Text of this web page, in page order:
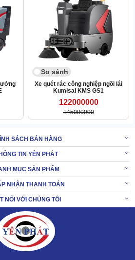
của xe quét rác công nghiệpcũng vô
vận hành, máy vệ sinh được 8700m2
tiện ích
nằm gần vô lăng mà tách biệt hoàn
trái của người lái.
tầm, dễ dàng thay đổi góc độ, thiết kế
việc kiểm soát công năng máy.
So sánh
Xe quét rác công nghiệp ngồi lái
Kumisai KMS GS1
122000000
145000000
SÁCH BÁN HÀNG
TIN YÊN PHÁT
MỤC SẢN PHẨM
NHẬN THANH TOÁN
NỐI VỚI CHÚNG TÔI